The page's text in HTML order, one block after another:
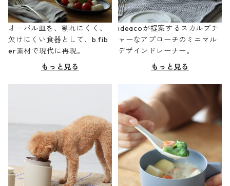
オーバル皿を、割れにくく、
欠けにくい食器として、b fib
er素材で現代に再現。
もっと見る
ideacoが提案するスカルプチ
ャーなアプローチのミニマル
デザインドレーナー。
もっと見る